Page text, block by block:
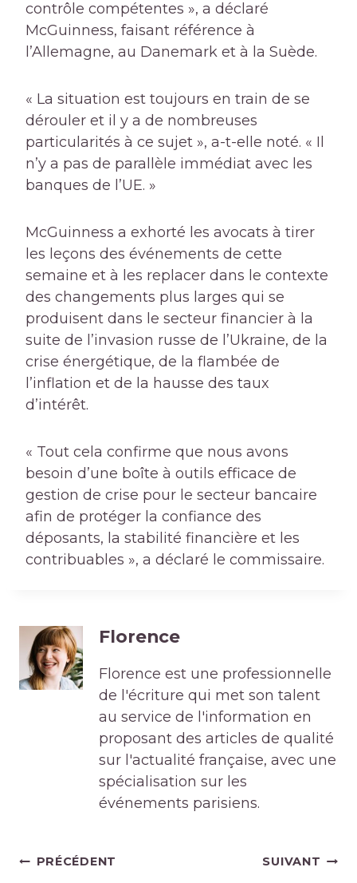
contrôle compétentes », a déclaré
McGuinness, faisant référence à
l’Allemagne, au Danemark et à la Suède.
« La situation est toujours en train de se
dérouler et il y a de nombreuses
particularités à ce sujet », a-t-elle noté. « Il
n’y a pas de parallèle immédiat avec les
banques de l’UE. »
McGuinness a exhorté les avocats à tirer
les leçons des événements de cette
semaine et à les replacer dans le contexte
des changements plus larges qui se
produisent dans le secteur financier à la
suite de l’invasion russe de l’Ukraine, de la
crise énergétique, de la flambée de
l’inflation et de la hausse des taux
d’intérêt.
« Tout cela confirme que nous avons
besoin d’une boîte à outils efficace de
gestion de crise pour le secteur bancaire
afin de protéger la confiance des
déposants, la stabilité financière et les
contribuables », a déclaré le commissaire.
Florence
Florence est une professionnelle
de l'écriture qui met son talent
au service de l'information en
proposant des articles de qualité
sur l'actualité française, avec une
spécialisation sur les
événements parisiens.
Navigation
PRÉCÉDENT SUIVANT